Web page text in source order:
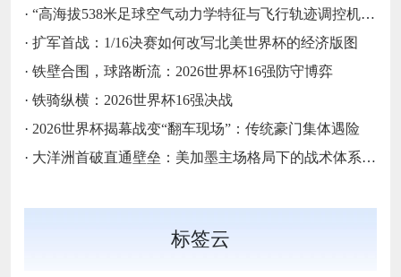
· “高海拔538米足球空气动力学特征与飞行轨迹调控机制——以2026世界杯BBVA球场为实证场景”
· 扩军首战：1/16决赛如何改写北美世界杯的经济版图
· 铁壁合围，球路断流：2026世界杯16强防守博弈
· 铁骑纵横：2026世界杯16强决战
· 2026世界杯揭幕战变“翻车现场”：传统豪门集体遇险
· 大洋洲首破直通壁垒：美加墨主场格局下的战术体系重构
标签云